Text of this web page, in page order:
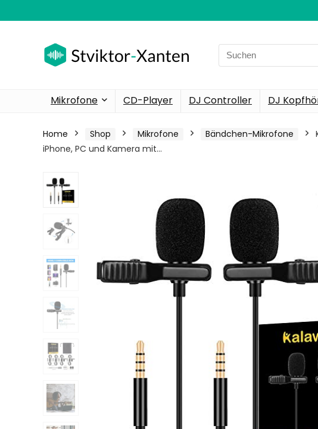
Search
for:
Mikrofone CD-Player DJ Controller DJ
Home Shop Mikrofone Bändchen-Mikrofone
iPhone, PC und Kamera mit…